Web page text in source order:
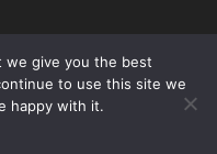
শ্রেনী
শ্রেনী – mobile
– mobile
নতুন সব গল্প 2022
mobile
we give you the best
to use this site we
happy with it.